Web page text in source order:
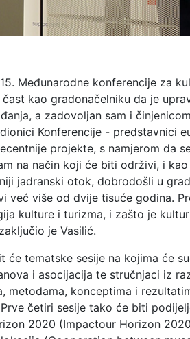
Međunarodne konferencije za
kao gradonačelniku da je
a zadovoljan sam i
Konferencije - predstavnici
projekte, s namjerom da
na način koji će biti održivi, i
jadranski otok, dobrodošli u
već više od dvije tisuće godina.
kulture i turizma, i zašto je
je Vasilić.
će tematske sesije na kojima će
i asocijacija te stručnjaci iz
metodama, konceptima i
četiri sesije tako će biti
2020 (Impactour Horizon